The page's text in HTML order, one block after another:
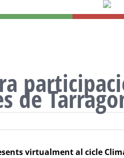
de
virtualment al cicle